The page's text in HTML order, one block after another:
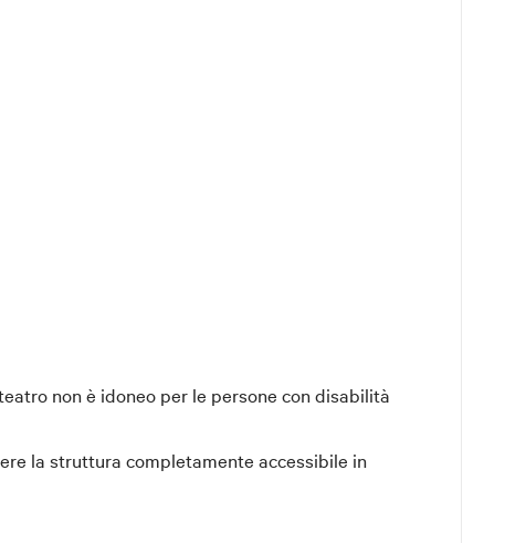
non è idoneo per le persone con disabilità
la struttura completamente accessibile in